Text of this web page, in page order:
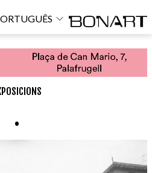
.